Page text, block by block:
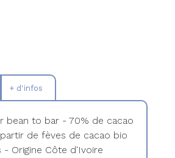
+ d'infos
bean to bar - 70% de cacao
de fèves de cacao bio
- Origine Côte d'Ivoire